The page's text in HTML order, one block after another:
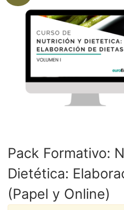
Pack Formativo:
Dietética:
(Papel y Online)